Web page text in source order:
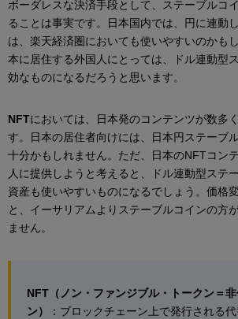
ボーダレスな決済手段として、ステーブルコ
ることは事実です。日本国内では、円に連動
は、楽天経済圏においても使いやすいのかも
本に居住する外国人にとっては、ドル連動型
効なものになるだろうと思います。
NFTにおいては、日本発のコンテンツが数多
す。日本の居住者向けには、日本円ステーブ
十分かもしれません。ただ、日本のNFTコン
人に提供しようと考えると、ドル連動型ステ
資産も使いやすいものになるでしょう。価格
と、イーサリアムよりステーブルコインの方
ません。
NFT（ノン・ファンジブル・トークン＝
ン）
：ブロックチェーン上で発行される